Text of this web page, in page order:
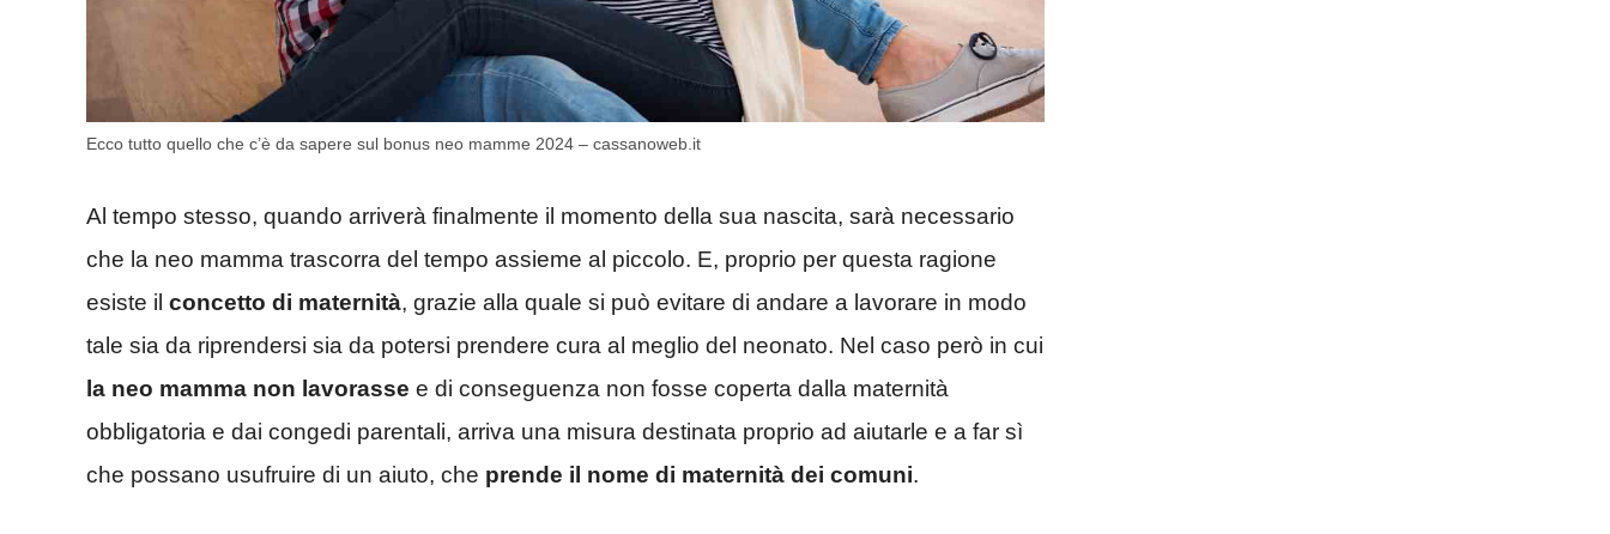
Ecco tutto quello che c’è da sapere sul bonus neo mamme 2024 – cassanoweb.it
Al tempo stesso, quando arriverà finalmente il momento della sua nascita, sarà necessario
che la neo mamma trascorra del tempo assieme al piccolo. E, proprio per questa ragione
esiste il concetto di maternità, grazie alla quale si può evitare di andare a lavorare in modo
tale sia da riprendersi sia da potersi prendere cura al meglio del neonato. Nel caso però in cui
la neo mamma non lavorasse e di conseguenza non fosse coperta dalla maternità
obbligatoria e dai congedi parentali, arriva una misura destinata proprio ad aiutarle e a far sì
che possano usufruire di un aiuto, che prende il nome di maternità dei comuni.